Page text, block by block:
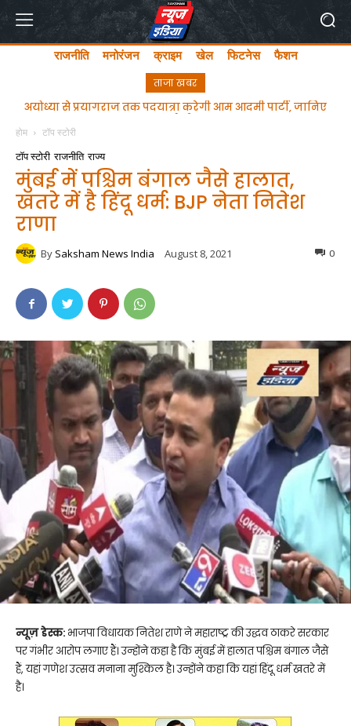
राजनीति मनोरंजन क्राइम खेल फिटनेस फैशन
ताजा खबर
PFI पर CM योगी की दो टूक- ये नया भारत है, राष्ट्र की सुरक्षा में खतरा
होम टॉप स्टोरी
टॉप स्टोरी राजनीति राज्य
मुंबई में पश्चिम बंगाल जैसे हालात,
खतरे में है हिंदू धर्म: BJP नेता नितेश
राणा
By Saksham News India August 8, 2021 0
न्यूज़ डेस्क: भाजपा विधायक नितेश राणे ने महाराष्ट्र की उद्धव ठाकरे सरकार
पर गंभीर आरोप लगाए हैं। उन्होंने कहा है कि मुंबई में हालात पश्चिम बंगाल जैसे
हैं, यहां गणेश उत्सव मनाना मुश्किल है। उन्होंने कहा कि यहां हिंदू धर्म खतरे में
है।